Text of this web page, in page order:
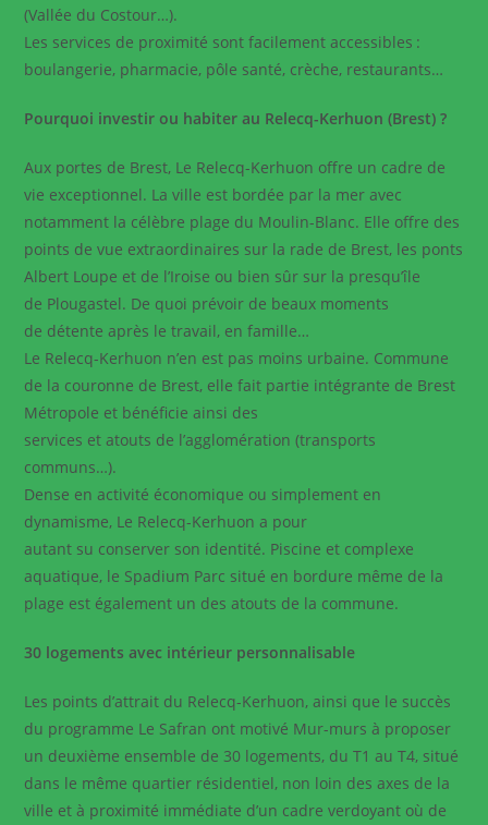
(Vallée du Costour…).
Les services de proximité sont facilement accessibles :
boulangerie, pharmacie, pôle santé, crèche, restaurants…
Pourquoi investir ou habiter au Relecq-Kerhuon (Brest) ?
Aux portes de Brest, Le Relecq-Kerhuon offre un cadre de
vie exceptionnel. La ville est bordée par la mer avec
notamment la célèbre plage du Moulin-Blanc. Elle offre des
points de vue extraordinaires sur la rade de Brest, les ponts
Albert Loupe et de l’Iroise ou bien sûr sur la presqu’île
de Plougastel. De quoi prévoir de beaux moments
de détente après le travail, en famille…
Le Relecq-Kerhuon n’en est pas moins urbaine. Commune
de la couronne de Brest, elle fait partie intégrante de Brest
Métropole et bénéficie ainsi des
services et atouts de l’agglomération (transports
communs…).
Dense en activité économique ou simplement en
dynamisme, Le Relecq-Kerhuon a pour
autant su conserver son identité. Piscine et complexe
aquatique, le Spadium Parc situé en bordure même de la
plage est également un des atouts de la commune.
30 logements avec intérieur personnalisable
Les points d’attrait du Relecq-Kerhuon, ainsi que le succès
du programme Le Safran ont motivé Mur-murs à proposer
un deuxième ensemble de 30 logements, du T1 au T4, situé
dans le même quartier résidentiel, non loin des axes de la
ville et à proximité immédiate d’un cadre verdoyant où de